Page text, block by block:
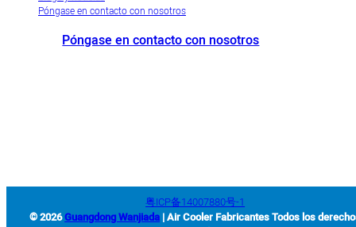
Póngase en contacto con nosotros
Póngase en contacto con nosotros
粤ICP备14007880号-1
© 2026Guangdong Wanjiada | Air Cooler Fabricantes Todos los